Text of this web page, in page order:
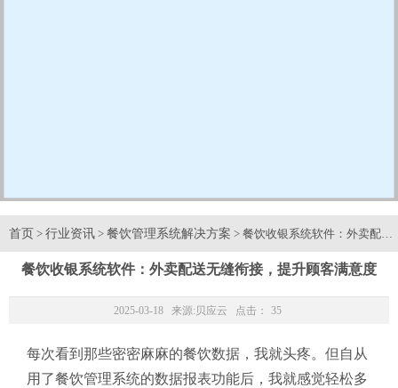
首页 > 行业资讯 > 餐饮管理系统解决方案 > 餐饮收银系统软件：外卖配
餐饮收银系统软件：外卖配送无缝衔接，提升顾客满意度
2025-03-18 来源: 贝应云 点击： 35
每次看到那些密密麻麻的餐饮数据，我就头疼。但自从
用了餐饮管理系统的数据报表功能后，我就感觉轻松多